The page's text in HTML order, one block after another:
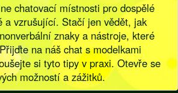
chatovací místnosti pro dospělé
a vzrušující. Stačí jen vědět, jak
znaky a nástroje, které
na náš chat s modelkami
si tyto tipy v praxi. Otevře se
možností a zážitků.